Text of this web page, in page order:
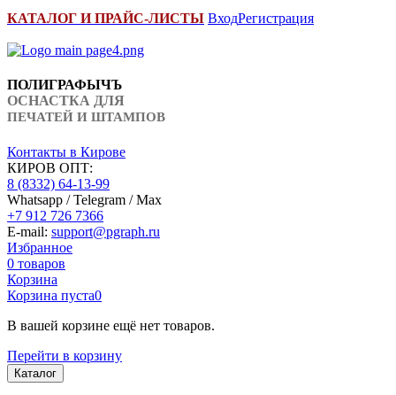
КАТАЛОГ И ПРАЙС-ЛИСТЫ ВходРегистрация
ПОЛИГРАФЫЧЪ
ОСНАСТКА ДЛЯ
ПЕЧАТЕЙ И ШТАМПОВ
Контакты в Кирове
КИРОВ ОПТ:
8 (8332) 64-13-99
Whatsapp / Telegram / Max
+7 912 726 7366
E-mail: support@pgraph.ru
Избранное
0 товаров
Корзина
Корзина пуста0
В вашей корзине ещё нет товаров.
Перейти в корзину
Каталог